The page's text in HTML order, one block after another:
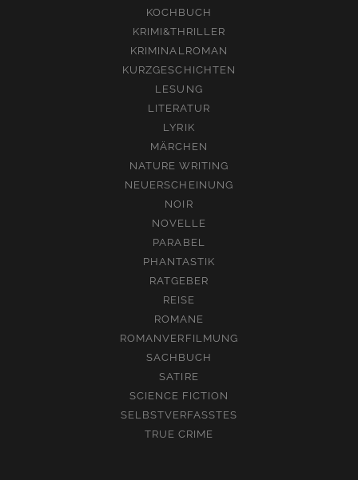
KOCHBUCH
KRIMI&THRILLER
KRIMINALROMAN
KURZGESCHICHTEN
LESUNG
LITERATUR
LYRIK
MÄRCHEN
NATURE WRITING
NEUERSCHEINUNG
NOIR
NOVELLE
PARABEL
PHANTASTIK
RATGEBER
REISE
ROMANE
ROMANVERFILMUNG
SACHBUCH
SATIRE
SCIENCE FICTION
SELBSTVERFASSTES
TRUE CRIME